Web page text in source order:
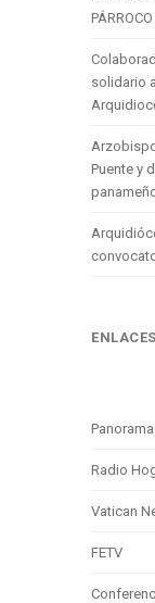
solidario
Puente y
ENLACES
Radio
Vatican
FETV